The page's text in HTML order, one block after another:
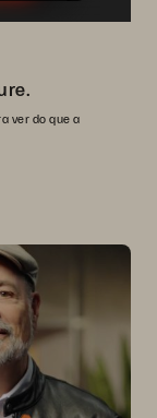
ver do que a